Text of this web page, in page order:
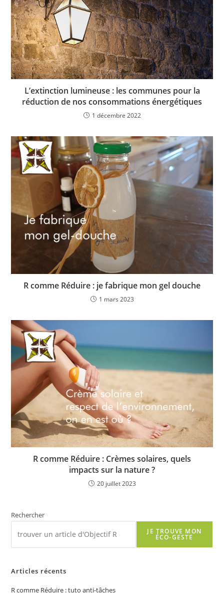
L’extinction lumineuse : les communes pour la
réduction de nos consommations énergétiques
1 décembre 2022
R comme Réduire : je fabrique mon gel douche
1 mars 2023
R comme Réduire : Crèmes solaires, quels
impacts sur la nature ?
20 juillet 2023
Rechercher
JE TROUVE MON
ÉCO-GESTE
Articles récents
R comme Réduire : tuto anti-tâches